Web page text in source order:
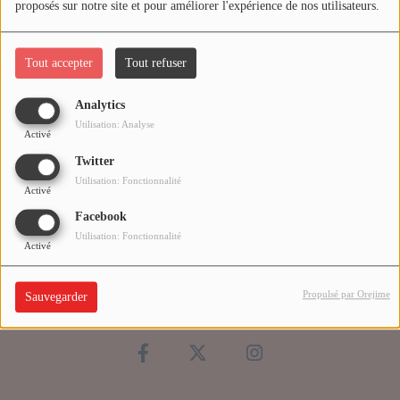
proposés sur notre site et pour améliorer l'expérience de nos utilisateurs.
Tout accepter Tout refuser
Analytics
Activé
Utilisation: Analyse
Twitter
Activé
Utilisation: Fonctionnalité
Facebook
Activé
Utilisation: Fonctionnalité
Sauvegarder Propulsé par Orejime
Médias
PODCASTS
Agenda
Titres diffusés
Les artistes que vous écoutez régulièrement sur Allier Pop
Rock